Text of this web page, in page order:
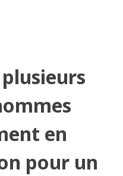
en
pour un